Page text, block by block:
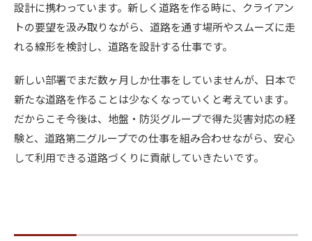
設計に携わっています。新しく道路を作る時に、クライアン
トの要望を汲み取りながら、道路を通す場所やスムーズに走
れる線形を検討し、道路を設計する仕事です。
新しい部署でまだ数ヶ月しか仕事をしていませんが、日本で
新たな道路を作ることは少なくなっていくと考えています。
だからこそ今後は、地盤・防災グループで得た災害対応の経
験と、道路第二グループでの仕事を組み合わせながら、安心
して利用できる道路づくりに貢献していきたいです。